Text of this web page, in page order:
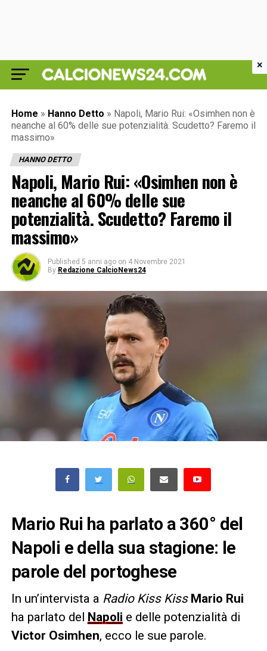
Home » Hanno Detto » Napoli, Mario Rui: «Osimhen non è
neanche al 60% delle sue potenzialità. Scudetto? Faremo il
massimo»
HANNO DETTO
Napoli, Mario Rui: «Osimhen non è
neanche al 60% delle sue
potenzialità. Scudetto? Faremo il
massimo»
Published 5 anni ago on 4 Novembre 2021
By Redazione CalcioNews24
Mario Rui ha parlato a 360° del
Napoli e della sua stagione: le
parole del portoghese
In un’intervista a Radio Kiss KissMario Rui
ha parlato del Napoli e delle potenzialità di
Victor Osimhen, ecco le sue parole.
×